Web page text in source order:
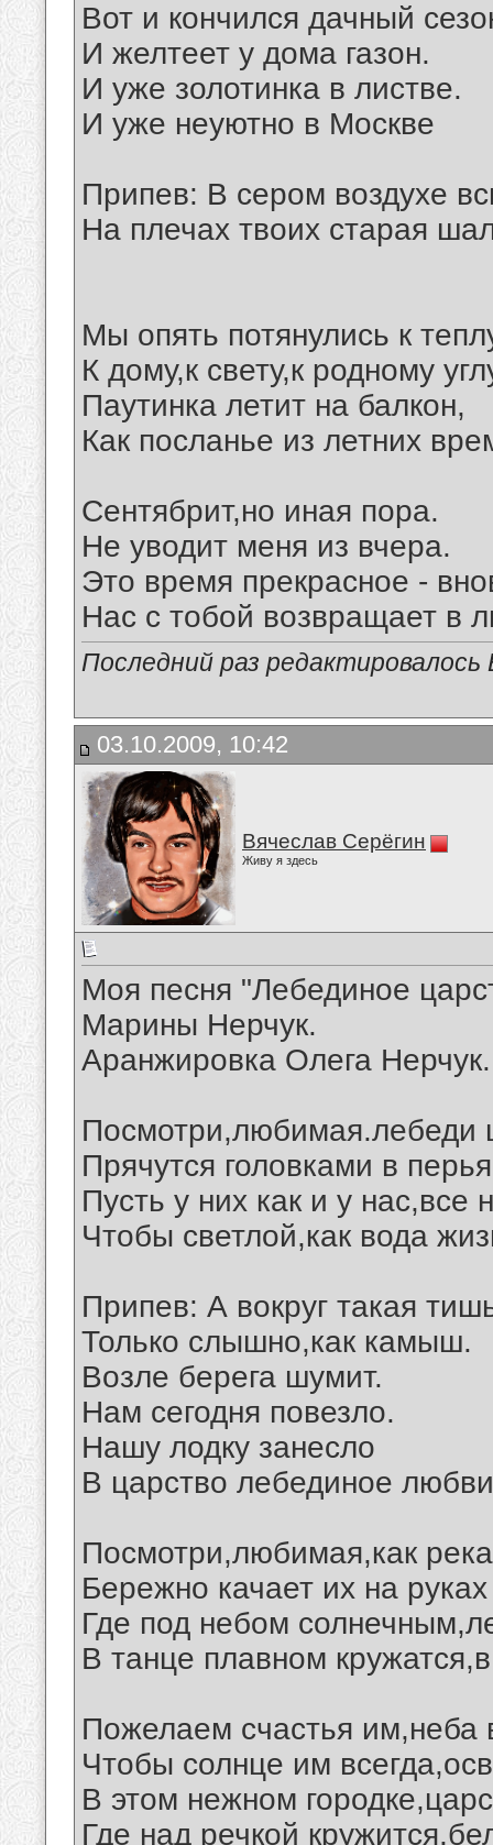
Вот и кончился дачный
И желтеет у дома газон.
И уже золотинка в листве.
И уже неуютно в Москве
Припев: В сером воздухе
На плечах твоих старая
Мы опять потянулись к
К дому,к свету,к родному
Паутинка летит на балкон,
Как посланье из летних
Сентябрит,но иная пора.
Не уводит меня из вчера.
Это время прекрасное -
Нас с тобой возвращает в
Последний раз
03.10.2009, 10:42
Вячеслав Серёгин
Живу я здесь
Моя песня "Лебединое
Марины Нерчук.
Аранжировка Олега
Посмотри,любимая.лебеди
Прячутся головками в
Пусть у них как и у нас,все
Чтобы светлой,как вода
Припев: А вокруг такая
Только слышно,как камыш.
Возле берега шумит.
Нам сегодня повезло.
Нашу лодку занесло
В царство лебединое
Посмотри,любимая,как
Бережно качает их на
Где под небом
В танце плавном
Пожелаем счастья им,неба
Чтобы солнце им
В этом нежном
Где над речкой